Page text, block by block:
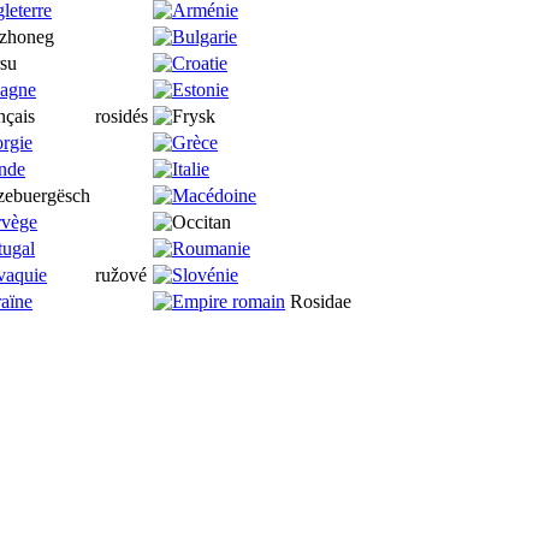
rosidés
ružové
Rosidae